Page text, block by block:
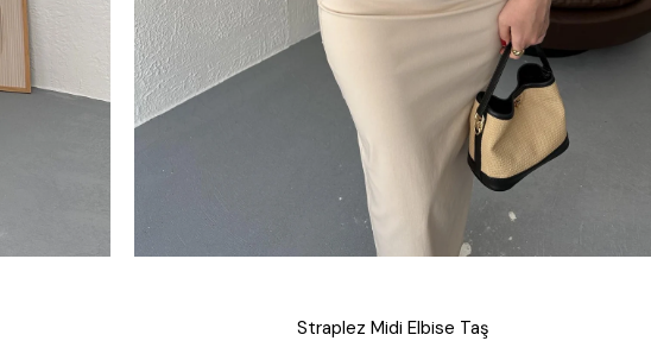
Straplez Midi Elbise Taş